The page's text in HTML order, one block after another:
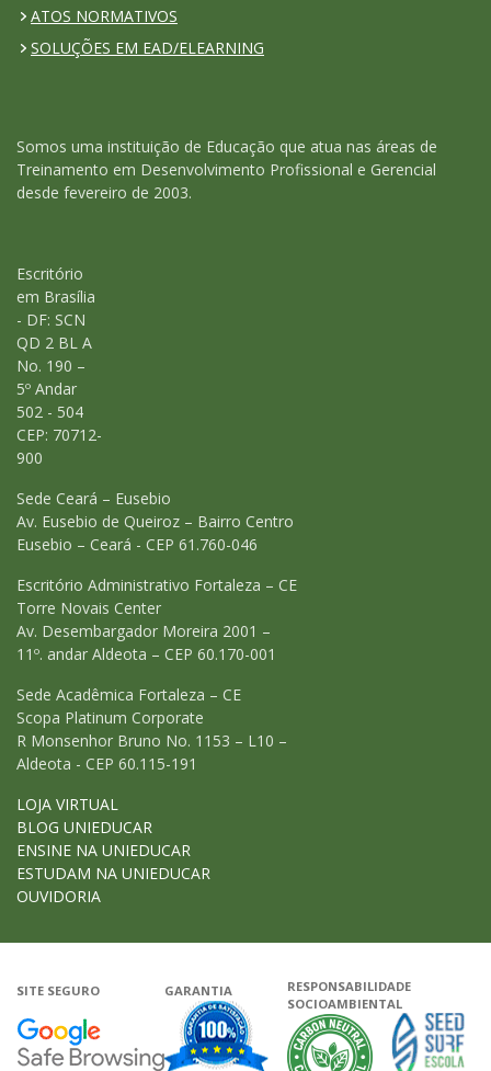
ATOS NORMATIVOS
SOLUÇÕES EM EAD/ELEARNING
Somos uma instituição de Educação que atua nas áreas de
Treinamento em Desenvolvimento Profissional e Gerencial
desde fevereiro de 2003.
Escritório
em Brasília
- DF: SCN
QD 2 BL A
No. 190 –
5º Andar
502 - 504
CEP: 70712-
900
Sede Ceará – Eusebio
Av. Eusebio de Queiroz – Bairro Centro
Eusebio – Ceará - CEP 61.760-046
Escritório Administrativo Fortaleza – CE
Torre Novais Center
Av. Desembargador Moreira 2001 –
11º. andar Aldeota – CEP 60.170-001
Sede Acadêmica Fortaleza – CE
Scopa Platinum Corporate
R Monsenhor Bruno No. 1153 – L10 –
Aldeota - CEP 60.115-191
LOJA VIRTUAL
BLOG UNIEDUCAR
ENSINE NA UNIEDUCAR
ESTUDAM NA UNIEDUCAR
OUVIDORIA
SITE SEGURO
Google - Status do site no
GARANTIA
Garantia de satisfação
RESPONSABILIDADE
SOCIOAMBIENTAL
A